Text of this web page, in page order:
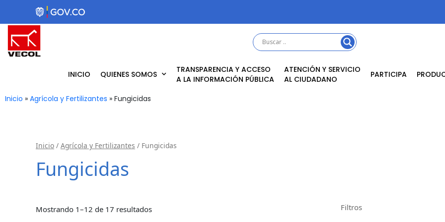
contenido
INICIO QUIENES SOMOS
TRANSPARENCIA Y ACCESO
A LA INFORMACIÓN PÚBLICA
ATENCIÓN Y SERVICIO
AL CIUDADANO
PARTICIPA
Inicio » Agrícola y Fertilizantes » Fungicidas
Inicio / Agrícola y Fertilizantes / Fungicidas
Fungicidas
Mostrando 1–12 de 17 resultados